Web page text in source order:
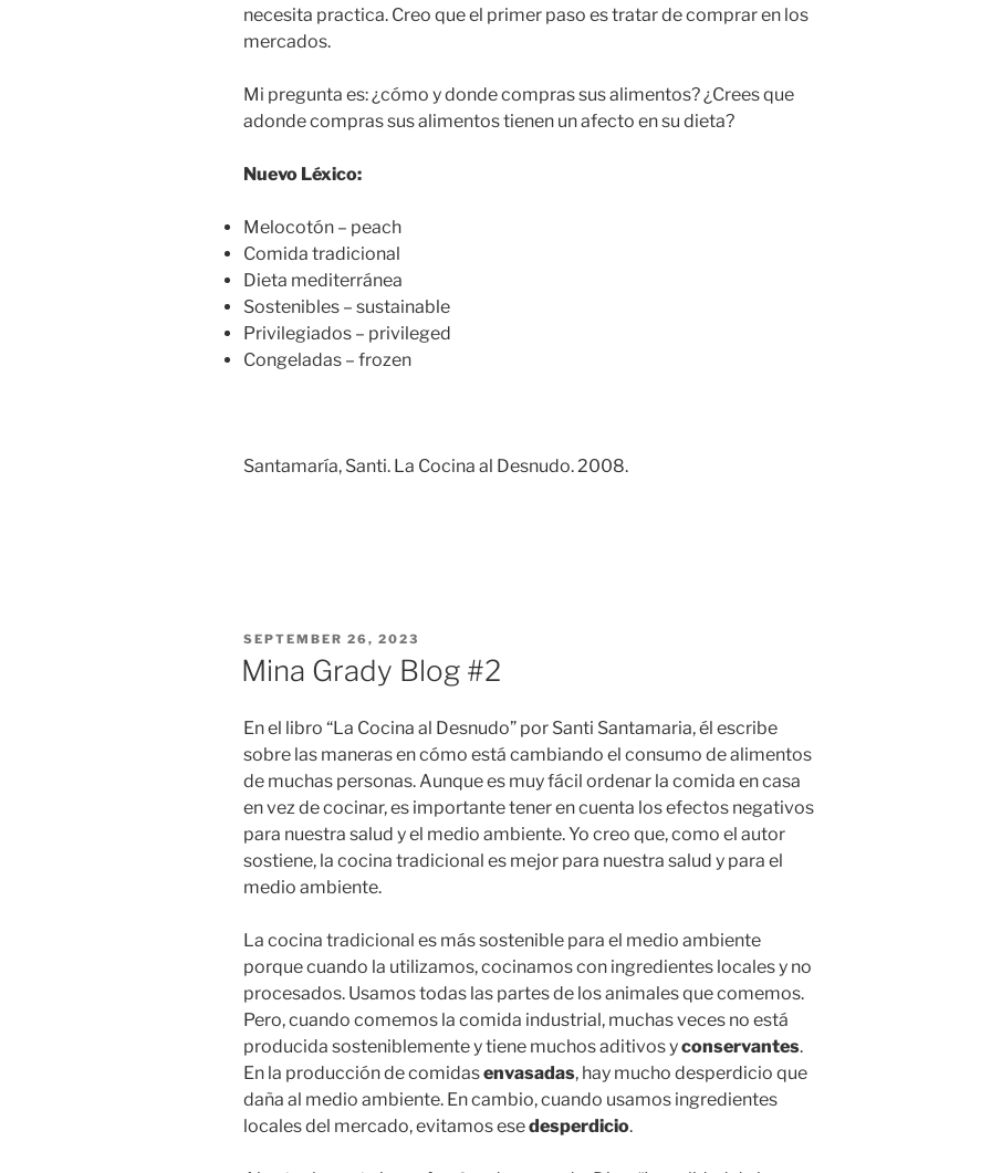
necesita practica. Creo que el primer paso es tratar de comprar en los
mercados.
Mi pregunta es: ¿cómo y donde compras sus alimentos? ¿Crees que
adonde compras sus alimentos tienen un afecto en su dieta?
Nuevo Léxico:
Melocotón – peach
Comida tradicional
Dieta mediterránea
Sostenibles – sustainable
Privilegiados – privileged
Congeladas – frozen
Santamaría, Santi. La Cocina al Desnudo. 2008.
POSTED
ON
SEPTEMBER 26, 2023
Mina Grady Blog #2
En el libro “La Cocina al Desnudo” por Santi Santamaria, él escribe
sobre las maneras en cómo está cambiando el consumo de alimentos
de muchas personas. Aunque es muy fácil ordenar la comida en casa
en vez de cocinar, es importante tener en cuenta los efectos negativos
para nuestra salud y el medio ambiente. Yo creo que, como el autor
sostiene, la cocina tradicional es mejor para nuestra salud y para el
medio ambiente.
La cocina tradicional es más sostenible para el medio ambiente
porque cuando la utilizamos, cocinamos con ingredientes locales y no
procesados. Usamos todas las partes de los animales que comemos.
Pero, cuando comemos la comida industrial, muchas veces no está
producida sosteniblemente y tiene muchos aditivos yconservantes.
En la producción de comidasenvasadas, hay mucho desperdicio que
daña al medio ambiente. En cambio, cuando usamos ingredientes
locales del mercado, evitamos esedesperdicio.